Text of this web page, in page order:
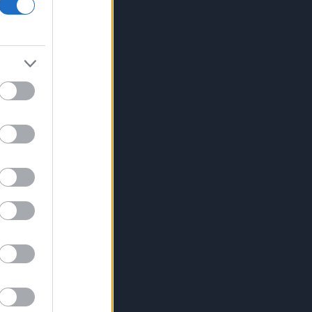
μετοχών
στα κέρδη προ φόρων
Ο κίνδυνος διόρθωσης στην AI
απειλεί οικονομία και αγορές
Επιφυλακτικό ρεκόρ στις ευρωαγορές
το βλέμμα στις διαπραγματεύσεις
συλλήψεις σε Τρίκαλα,
Ανατολική Αττική και Πρέβεζα για
πρόκληση πυρκαγιάς και παραβάσεις
της διαδρομής μέσω
των Στενών του Ορμούζ
των 82.400 νέων